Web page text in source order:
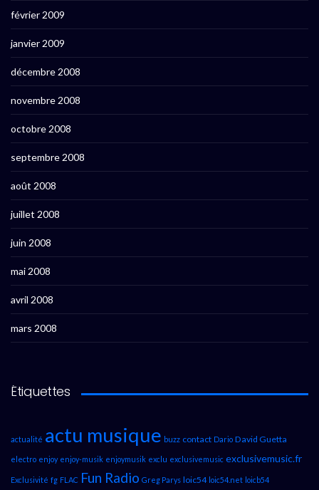
février 2009
janvier 2009
décembre 2008
novembre 2008
octobre 2008
septembre 2008
août 2008
juillet 2008
juin 2008
mai 2008
avril 2008
mars 2008
Étiquettes
actualité actu musique buzz contact Dario David Guetta
electro enjoy enjoy-musik enjoymusik exclu exclusivemusic exclusivemusic.fr
Exclusivité fg FLAC Fun Radio Greg Parys loic54 loic54.net loicb54